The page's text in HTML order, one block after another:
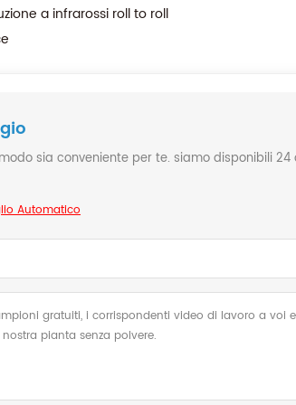
a infrarossi roll to roll
sia conveniente per te. siamo disponibili 24
Automatico